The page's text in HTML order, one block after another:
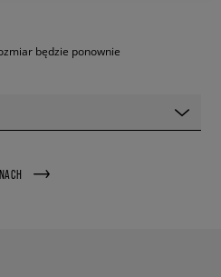
będzie ponownie